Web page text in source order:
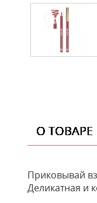
О ТОВАРЕ
Приковывай
Деликатная и